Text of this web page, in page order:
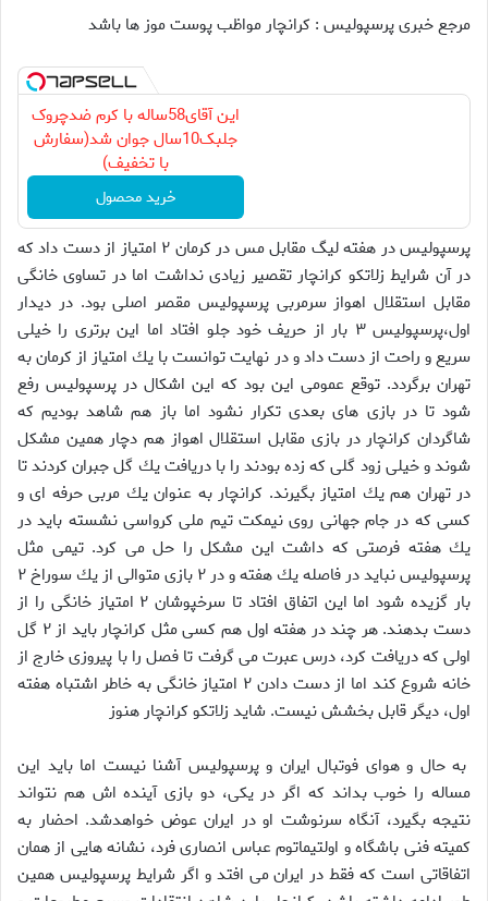
مرجع خبری پرسپولیس : كرانچار مواظب پوست موز ها باشد
این آقای58ساله با کرم ضدچروک
جلبک10سال جوان شد(سفارش
با تخفیف)
خرید محصول
پرسپوليس در هفته ليگ مقابل مس در كرمان ۲ امتياز از دست داد كه
در آن شرايط زلاتكو كرانچار تقصير زيادى نداشت اما در تساوى خانگى
مقابل استقلال اهواز سرمربى پرسپوليس مقصر اصلى بود. در ديدار
اول،پرسپوليس ۳ بار از حريف خود جلو افتاد اما اين برترى را خيلى
سريع و راحت از دست داد و در نهايت توانست با يك امتياز از كرمان به
تهران برگردد. توقع عمومى اين بود كه اين اشكال در پرسپوليس رفع
شود تا در بازى هاى بعدى تكرار نشود اما باز هم شاهد بوديم كه
شاگردان كرانچار در بازى مقابل استقلال اهواز هم دچار همين مشكل
شوند و خيلى زود گلى كه زده بودند را با دريافت يك گل جبران كردند تا
در تهران هم يك امتياز بگيرند. كرانچار به عنوان يك مربى حرفه اى و
كسى كه در جام جهانى روى نيمكت تيم ملى كرواسى نشسته بايد در
يك هفته فرصتى كه داشت اين مشكل را حل مى كرد. تيمى مثل
پرسپوليس نبايد در فاصله يك هفته و در ۲ بازى متوالى از يك سوراخ ۲
بار گزيده شود اما اين اتفاق افتاد تا سرخپوشان ۲ امتياز خانگى را از
دست بدهند. هر چند در هفته اول هم كسى مثل كرانچار بايد از ۲ گل
اولى كه دريافت كرد، درس عبرت مى گرفت تا فصل را با پيروزى خارج از
خانه شروع كند اما از دست دادن ۲ امتياز خانگى به خاطر اشتباه هفته
اول، ديگر قابل بخشش نيست. شايد زلاتكو كرانچار هنوز
به حال و هواى فوتبال ايران و پرسپوليس آشنا نيست اما بايد اين
مساله را خوب بداند كه اگر در يكى، دو بازى آينده اش هم نتواند
نتيجه بگيرد، آنگاه سرنوشت او در ايران عوض خواهدشد. احضار به
كميته فنى باشگاه و اولتيماتوم عباس انصارى فرد، نشانه هايى از همان
اتفاقاتى است كه فقط در ايران مى افتد و اگر شرايط پرسپوليس همين